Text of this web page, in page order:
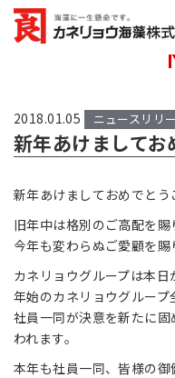
カネリョウ
株式会社
2018.01.05 ニュースリリ
新年あけまして
新年あけましておめでとう
旧年中は格別のご高配を賜
今年も変わらぬご愛顧を賜
カネリョウグループは本日
年始のカネリョウグループ
社員一同が決意を新たに
われます。
本年も社員一同、皆様の